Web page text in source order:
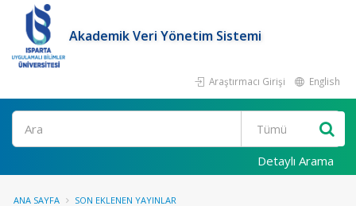
Akademik Veri Yönetim Sistemi
Araştırmacı Girişi English
Ara
Detaylı Arama
ANA SAYFA SON EKLENEN YAYINLAR